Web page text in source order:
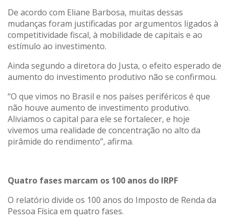
De acordo com Eliane Barbosa, muitas dessas
mudanças foram justificadas por argumentos ligados à
competitividade fiscal, à mobilidade de capitais e ao
estímulo ao investimento.
Ainda segundo a diretora do Justa, o efeito esperado de
aumento do investimento produtivo não se confirmou.
“O que vimos no Brasil e nos países periféricos é que
não houve aumento de investimento produtivo.
Aliviamos o capital para ele se fortalecer, e hoje
vivemos uma realidade de concentração no alto da
pirâmide do rendimento”, afirma.
Quatro fases marcam os 100 anos do IRPF
O relatório divide os 100 anos do Imposto de Renda da
Pessoa Física em quatro fases.